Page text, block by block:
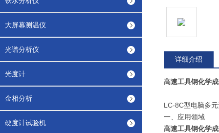
大屏幕测温仪
光谱分析仪
光度计
金相分析
硬度计试验机
详细介绍
高速工具钢化学
LC-8C型电脑多
一、应用领域
高速工具钢化学